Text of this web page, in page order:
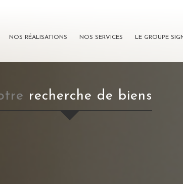
NOS RÉALISATIONS NOS SERVICES LE GROUPE
recherche de biens